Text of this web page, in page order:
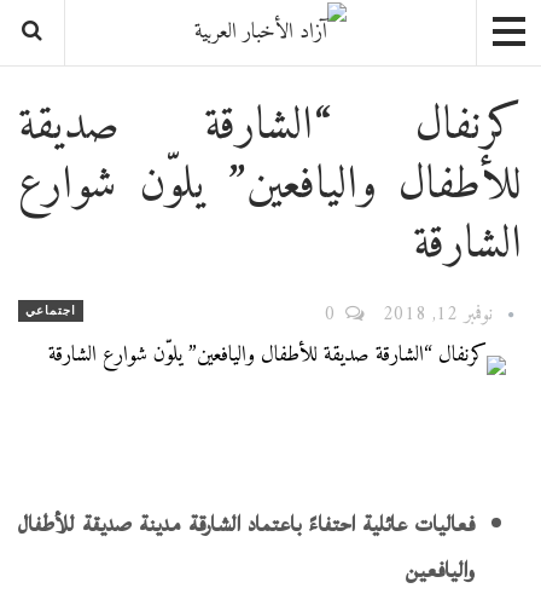
كرنفال “الشارقة صديقة
للأطفال واليافعين” يلوّن شوارع
الشارقة
اجتماعي نوفمبر 12, 2018
فعاليات عائلية احتفاءً باعتماد الشارقة مدينة صديقة للأطفال
واليافعين